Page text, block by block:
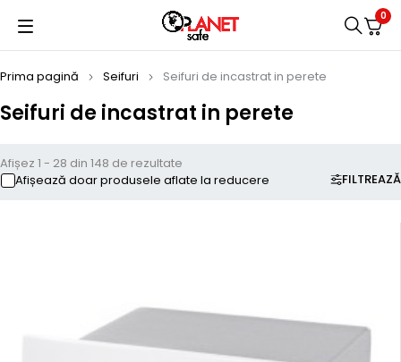
0
Seifuri de incastrat in perete
Prima pagină Seifuri Seifuri de incastrat in perete
FILTREAZĂ
Afișez 1 - 28 din 148 de rezultate
Afișează doar produsele aflate la reducere